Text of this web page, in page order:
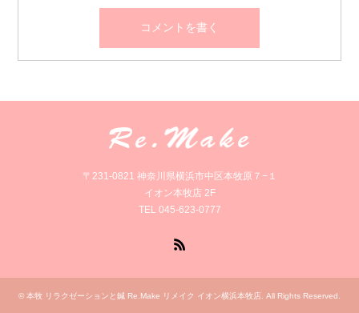
〒231-0821 神奈川県横浜市中区本牧原７−１
イオン本牧店 2F
TEL 045-623-0777
© 本牧 リラクゼーションと鍼 Re.Make リメイク イオン横浜本牧店. All Rights Reserved.